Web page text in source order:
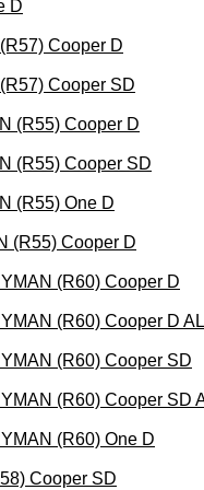
D
Cooper D
Cooper SD
(R55) Cooper D
(R55) Cooper SD
(R55) One D
(R55) Cooper D
(R60) Cooper D
(R60) Cooper D
(R60) Cooper SD
(R60) Cooper SD
(R60) One D
Cooper SD